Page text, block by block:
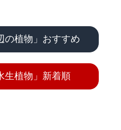
の植物」おすすめ
生植物」新着順